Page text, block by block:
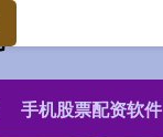
手机股票配资软件